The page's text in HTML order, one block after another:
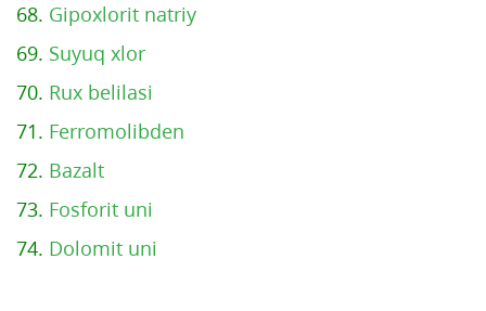
68. Gipoxlorit natriy
69. Suyuq xlor
70. Rux belilasi
71. Ferromolibden
72. Bazalt
73. Fosforit uni
74. Dolomit uni